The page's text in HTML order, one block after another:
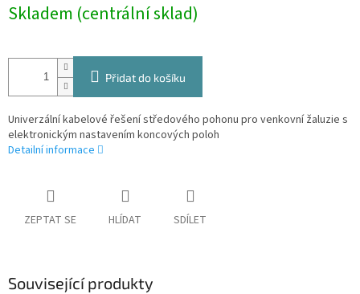
cena:
Skladem (centrální sklad)
Přidat do košíku
Univerzální kabelové řešení středového pohonu pro venkovní žaluzie s
elektronickým nastavením koncových poloh
Detailní informace
ZEPTAT SE HLÍDAT SDÍLET
Související produkty